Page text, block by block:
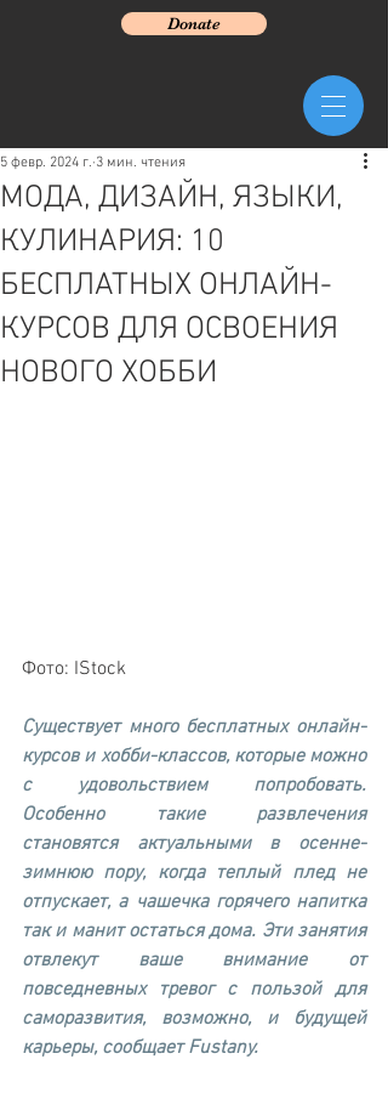
Donate
МОДА, ДИЗАЙН, ЯЗЫКИ,
КУЛИНАРИЯ: 10
БЕСПЛАТНЫХ ОНЛАЙН-
КУРСОВ ДЛЯ ОСВОЕНИЯ
НОВОГО ХОББИ
5 февр. 2024 г. 3 мин. чтения
Фото: IStock
Существует много бесплатных онлайн-
курсов и хобби-классов, которые можно
с удовольствием попробовать.
Особенно такие развлечения
становятся актуальными в осенне-
зимнюю пору, когда теплый плед не
отпускает, а чашечка горячего напитка
так и манит остаться дома. Эти занятия
отвлекут ваше внимание от
повседневных тревог с пользой для
саморазвития, возможно, и будущей
карьеры, сообщает Fustany.